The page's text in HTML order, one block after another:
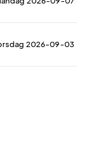
2026-09-03